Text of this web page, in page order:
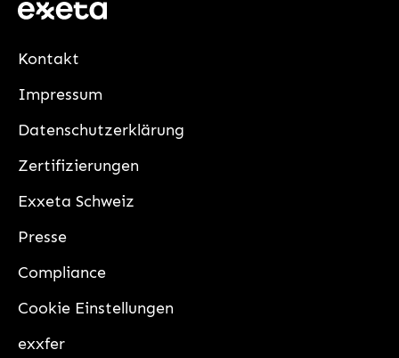
Kontakt
Impressum
Datenschutzerklärung
Zertifizierungen
Exxeta Schweiz
Presse
Compliance
Cookie Einstellungen
exxfer